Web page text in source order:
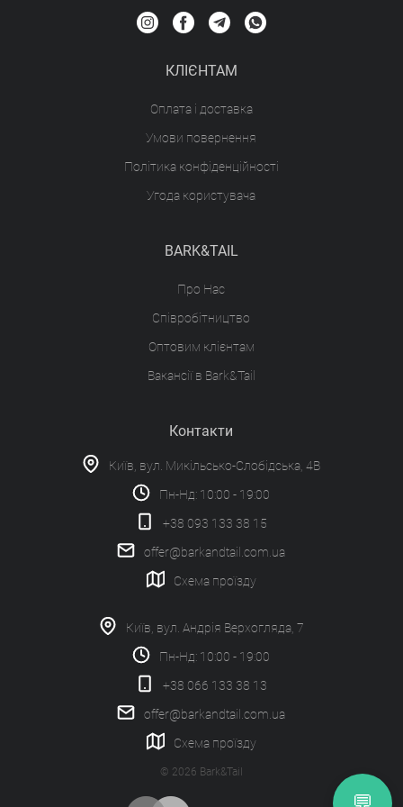
КЛІЄНТАМ
Оплата і доставка
Умови повернення
Політика конфіденційності
Угода користувача
BARK&TAIL
Про Нас
Співробітництво
Оптовим клієнтам
Вакансії в Bark&Tail
Контакти
Київ, вул. Микільсько-Слобідська, 4В
Пн-Нд: 10:00 - 19:00
+38 093 133 38 15
offer@barkandtail.com.ua
Схема проїзду
Київ, вул. Андрія Верхогляда, 7
Пн-Нд: 10:00 - 19:00
+38 066 133 38 13
offer@barkandtail.com.ua
Схема проїзду
© 2026 Bark&Tail